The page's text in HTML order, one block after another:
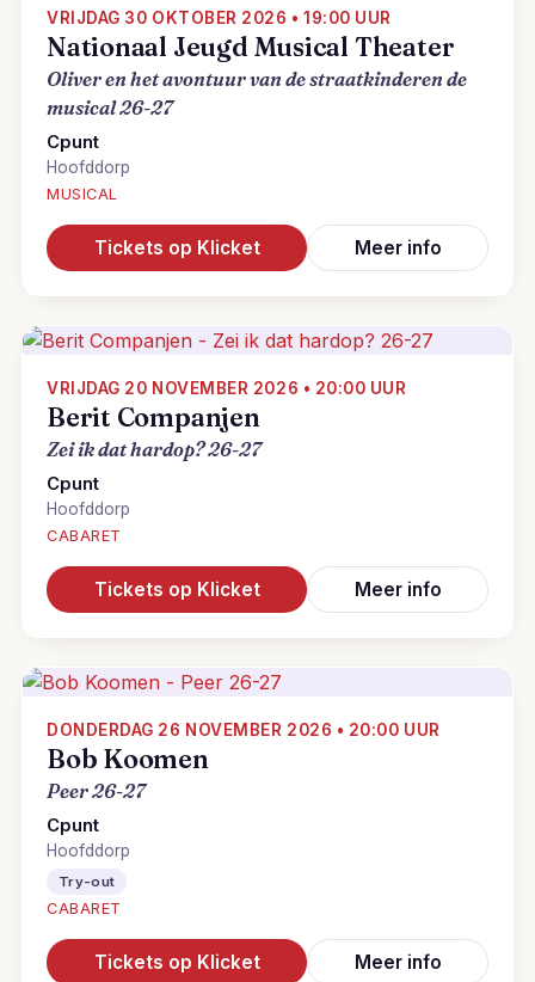
VRIJDAG 30 OKTOBER 2026 • 19:00 UUR
Nationaal Jeugd Musical Theater
Oliver en het avontuur van de straatkinderen de
musical 26-27
Cpunt
Hoofddorp
MUSICAL
Tickets op Klicket Meer info
VRIJDAG 20 NOVEMBER 2026 • 20:00 UUR
Berit Companjen
Zei ik dat hardop? 26-27
Cpunt
Hoofddorp
CABARET
Tickets op Klicket Meer info
DONDERDAG 26 NOVEMBER 2026 • 20:00 UUR
Bob Koomen
Peer 26-27
Cpunt
Hoofddorp
Try-out
CABARET
Tickets op Klicket Meer info